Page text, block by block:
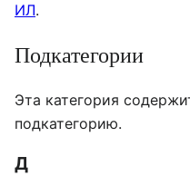
ИЛ.
Подкатегории
Эта категория
подкатегорию.
Д